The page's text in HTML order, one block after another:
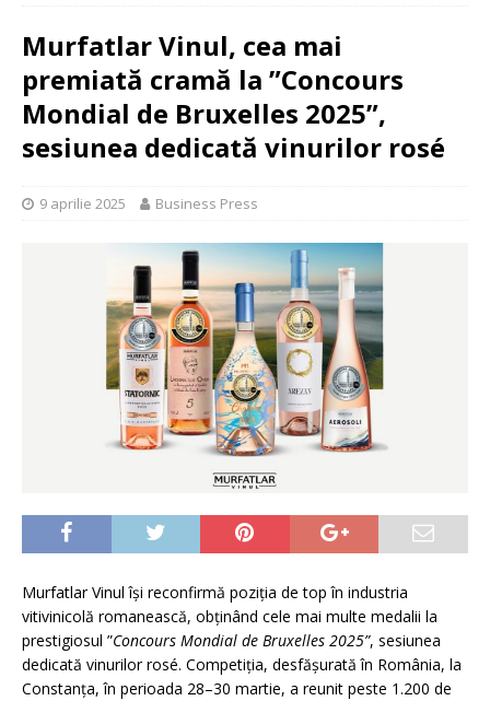
Murfatlar Vinul, cea mai
premiată cramă la ”Concours
Mondial de Bruxelles 2025”,
sesiunea dedicată vinurilor rosé
9 aprilie 2025 Business Press
Murfatlar Vinul își reconfirmă poziția de top în industria
vitivinicolă romanească, obținând cele mai multe medalii la
prestigiosul ”Concours Mondial de Bruxelles 2025”, sesiunea
dedicată vinurilor rosé. Competiția, desfășurată în România, la
Constanța, în perioada 28–30 martie, a reunit peste 1.200 de